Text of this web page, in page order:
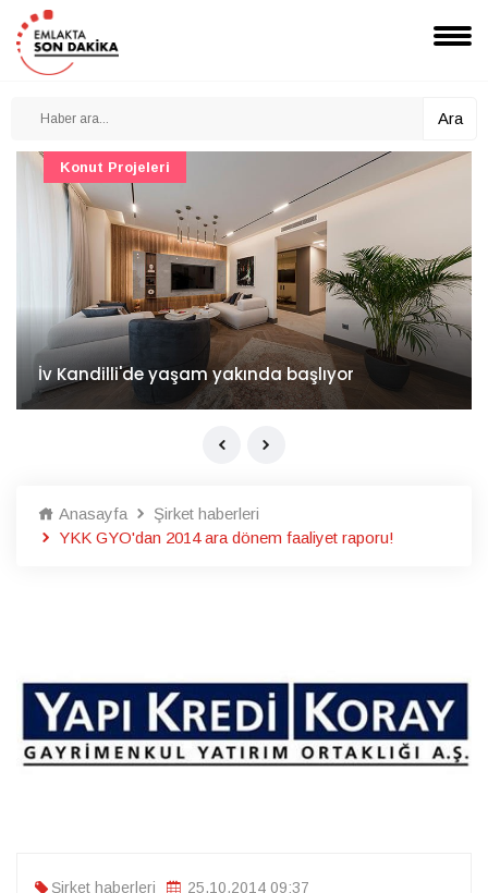
Ara
İv Kandilli'de yaşam yakında başlıyor
Konut Projeleri
Anasayfa
Şirket haberleri
YKK GYO'dan 2014 ara dönem faaliyet raporu!
Şirket haberleri
25.10.2014 09:37